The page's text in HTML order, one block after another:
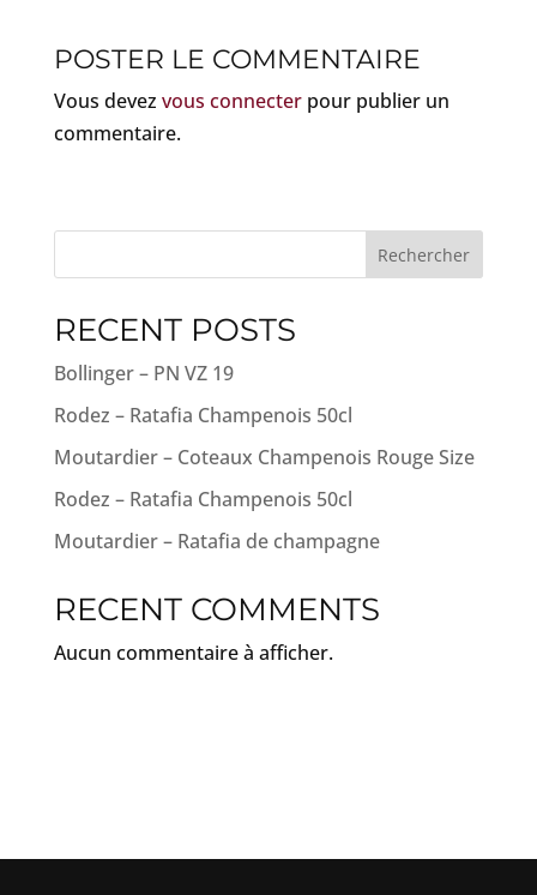
POSTER LE COMMENTAIRE
Vous devez vous connecterpour publier un
commentaire.
Rechercher
RECENT POSTS
Bollinger – PN VZ 19
Rodez – Ratafia Champenois 50cl
Moutardier – Coteaux Champenois Rouge Size
Rodez – Ratafia Champenois 50cl
Moutardier – Ratafia de champagne
RECENT COMMENTS
Aucun commentaire à afficher.